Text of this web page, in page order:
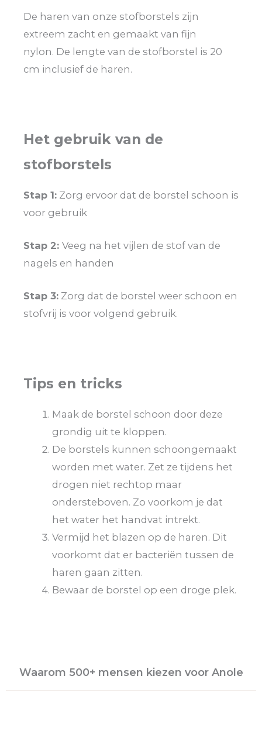
De haren van onze stofborstels zijn
extreem zacht en gemaakt van fijn
nylon. De lengte van de stofborstel is 20
cm inclusief de haren.
Het gebruik van de
stofborstels
Stap 1: Zorg ervoor dat de borstel schoon is
voor gebruik
Stap 2: Veeg na het vijlen de stof van de
nagels en handen
Stap 3: Zorg dat de borstel weer schoon en
stofvrij is voor volgend gebruik.
Tips en tricks
Maak de borstel schoon door deze
grondig uit te kloppen.
De borstels kunnen schoongemaakt
worden met water. Zet ze tijdens het
drogen niet rechtop maar
ondersteboven. Zo voorkom je dat
het water het handvat intrekt.
Vermijd het blazen op de haren. Dit
voorkomt dat er bacteriën tussen de
haren gaan zitten.
Bewaar de borstel op een droge plek.
Waarom 500+ mensen kiezen voor Anole